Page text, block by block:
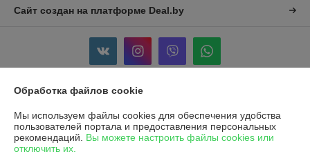
Сайт создан на платформе Deal.by
Индивидуальный предприниматель:ИП Филипущенко Егор
Викторович
ул Плеханово 56/1 кв.82
Обработка файлов cookie
Мы используем файлы cookies для обеспечения удобства
пользователей портала и предоставления персональных
рекомендаций. Вы можете настроить файлы cookies или
отключить их.